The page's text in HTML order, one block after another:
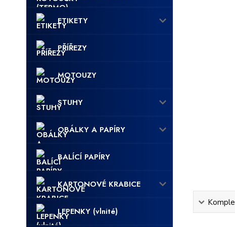
ETIKETY
PŘÍŘEZY
MOTOUZY
STUHY
OBÁLKY A PAPÍRY
BALÍCÍ PAPÍRY
KARTONOVÉ KRABICE
LEPENKY (vlnité)